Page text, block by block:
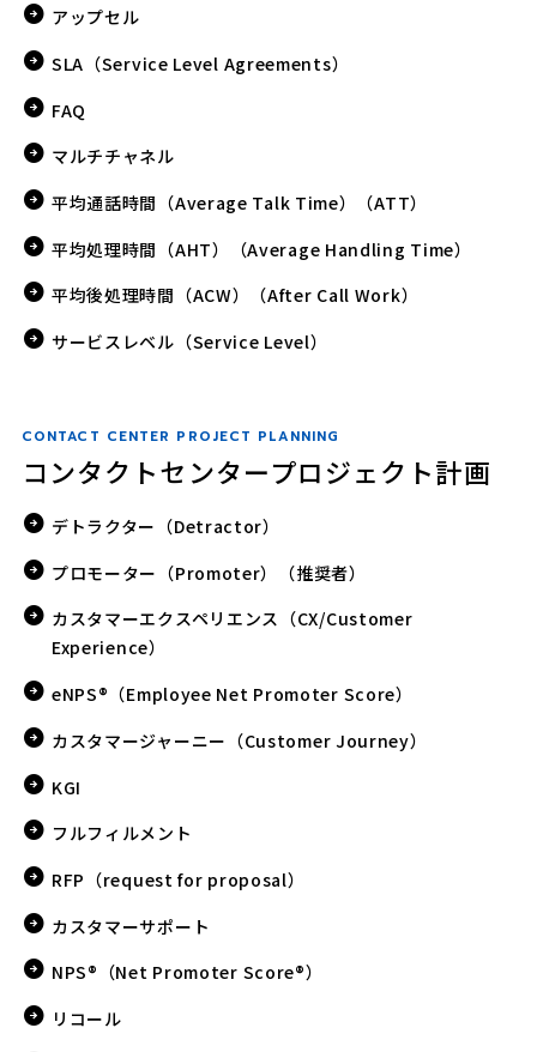
アップセル
SLA（Service Level Agreements）
FAQ
マルチチャネル
平均通話時間（Average Talk Time）（ATT）
平均処理時間（AHT）（Average Handling Time）
平均後処理時間（ACW）（After Call Work）
サービスレベル（Service Level）
CONTACT CENTER PROJECT PLANNING
コンタクトセンタープロジェクト計画
デトラクター（Detractor）
プロモーター（Promoter）（推奨者）
カスタマーエクスペリエンス（CX/Customer
Experience）
eNPS®（Employee Net Promoter Score）
カスタマージャーニー（Customer Journey）
KGI
フルフィルメント
RFP（request for proposal）
カスタマーサポート
NPS®（Net Promoter Score®）
リコール